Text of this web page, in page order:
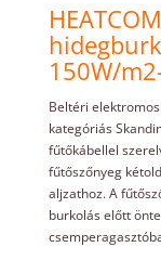
150W/
Beltéri
kategóriás
fűtőkábellel
fűtőszőnyeg
aljzathoz. A
burkolás előtt